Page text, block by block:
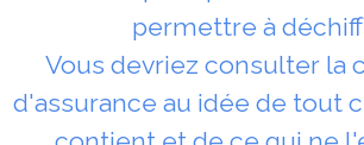
permettre à
Vous devriez consulter la
d'assurance au idée de tout